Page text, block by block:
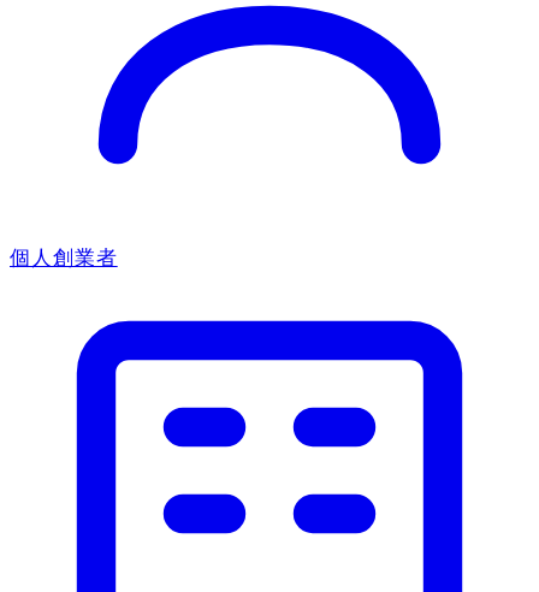
個人創業者